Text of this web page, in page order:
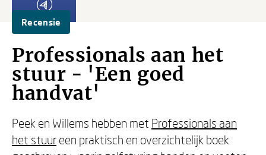
Recensie
Professionals aan het
stuur - 'Een goed
handvat'
Peek en Willems hebben met Professionals aan
het stuur een praktisch en overzichtelijk boek